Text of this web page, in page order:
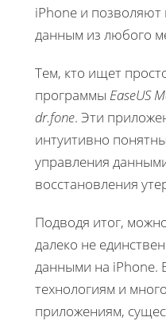
iPhone и позволяют
данным из любого
Тем, кто ищет
программы EaseUS
dr.fone. Эти
интуитивно
управления
восстановления
Подводя итог,
далеко не
данными на iPhone.
технологиям и
приложениям,